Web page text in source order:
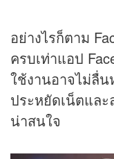
อย่างไรก็ตาม
ครบเท่าแอป
ใช้งานอาจไม่ลื่น
ประหยัดเน็ตและ
น่าสนใจ